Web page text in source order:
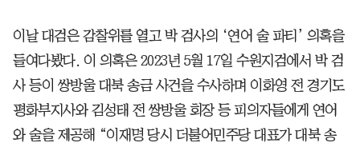
이날 대검은 감찰위를 열고 박 검사의 ‘연어 술 파티’ 의혹을
들여다봤다. 이 의혹은 2023년 5월 17일 수원지검에서 박 검
사 등이 쌍방울 대북 송금 사건을 수사하며 이화영 전 경기도
평화부지사와 김성태 전 쌍방울 회장 등 피의자들에게 연어
와 술을 제공해 “이재명 당시 더불어민주당 대표가 대북 송